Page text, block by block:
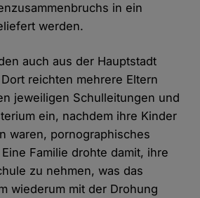
in ein
werden.
auch aus der Hauptstadt
reichten mehrere Eltern
jeweiligen Schulleitungen und
ein, nachdem ihre Kinder
waren, pornographisches
Familie drohte damit, ihre
zu nehmen, was das
wiederum mit der Drohung